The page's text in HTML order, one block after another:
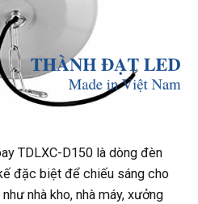
TDLXC-D150 là dòng đèn
đặc biệt để chiếu sáng cho
nhà kho, nhà máy, xưởng